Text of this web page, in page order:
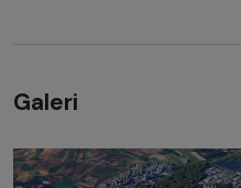
Galeri